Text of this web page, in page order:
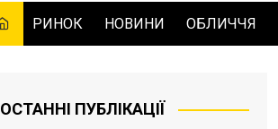
РИНОК НОВИНИ ОБЛИЧЧЯ
ОСТАННІ ПУБЛІКАЦІЇ